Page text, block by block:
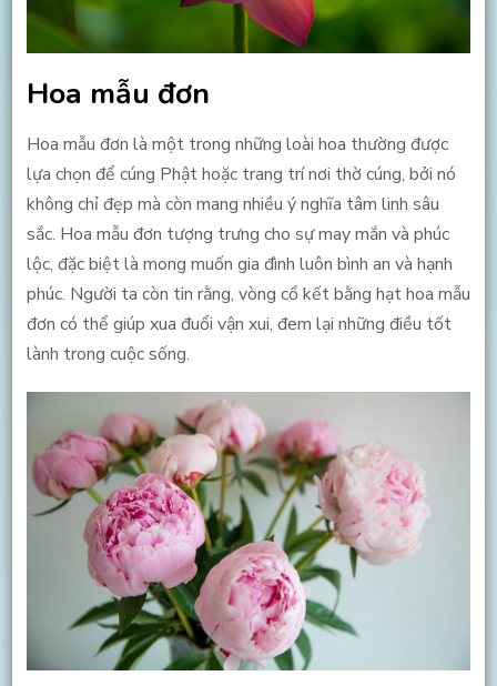
Hoa mẫu đơn
Hoa mẫu đơn là một trong những loài hoa thường được
lựa chọn để cúng Phật hoặc trang trí nơi thờ cúng, bởi nó
không chỉ đẹp mà còn mang nhiều ý nghĩa tâm linh sâu
sắc. Hoa mẫu đơn tượng trưng cho sự may mắn và phúc
lộc, đặc biệt là mong muốn gia đình luôn bình an và hạnh
phúc. Người ta còn tin rằng, vòng cổ kết bằng hạt hoa mẫu
đơn có thể giúp xua đuổi vận xui, đem lại những điều tốt
lành trong cuộc sống.